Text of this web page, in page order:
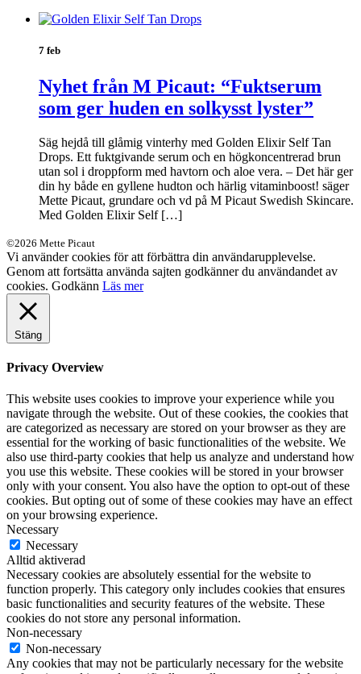
7 feb
Nyhet från M Picaut: “Fuktserum
som ger huden en solkysst lyster”
Säg hejdå till glåmig vinterhy med Golden Elixir Self Tan
Drops. Ett fuktgivande serum och en högkoncentrerad brun
utan sol i droppform med havtorn och aloe vera. – Det här ger
din hy både en gyllene hudton och härlig vitaminboost! säger
Mette Picaut, grundare och vd på M Picaut Swedish Skincare.
Med Golden Elixir Self […]
©2026 Mette Picaut
Vi använder cookies för att förbättra din användarupplevelse.
Genom att fortsätta använda sajten godkänner du användandet av
cookies. Godkänn Läs mer
Stäng
Privacy Overview
This website uses cookies to improve your experience while you
navigate through the website. Out of these cookies, the cookies that
are categorized as necessary are stored on your browser as they are
essential for the working of basic functionalities of the website. We
also use third-party cookies that help us analyze and understand how
you use this website. These cookies will be stored in your browser
only with your consent. You also have the option to opt-out of these
cookies. But opting out of some of these cookies may have an effect
on your browsing experience.
Necessary
Necessary
Alltid aktiverad
Necessary cookies are absolutely essential for the website to
function properly. This category only includes cookies that ensures
basic functionalities and security features of the website. These
cookies do not store any personal information.
Non-necessary
Non-necessary
Any cookies that may not be particularly necessary for the website